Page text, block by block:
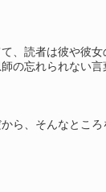
、読者は彼や彼
の忘れられない
ら、そんなとこ